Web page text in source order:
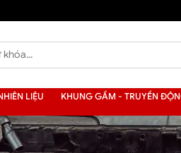
LIỆU KHUNG GẦM - TRUYỀN